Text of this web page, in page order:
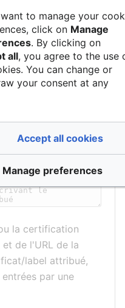
de manière plus
de la structure,
thématique et/ou
séparés par une
la certification
de l'URL de la
label attribué,
par une
to manage your
click on Manage
. By clicking on
all, you agree to the use
You can change or
your consent at any
Accept all cookies
Manage preferences